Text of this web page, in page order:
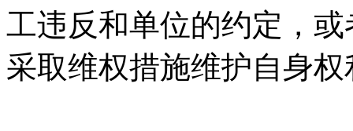
工违反和单位的约定，
采取维权措施维护自身权